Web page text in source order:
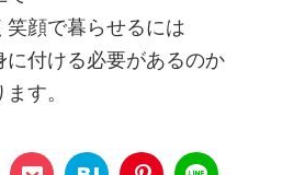
顔で暮らせるには
に付ける必要があるのか
す。